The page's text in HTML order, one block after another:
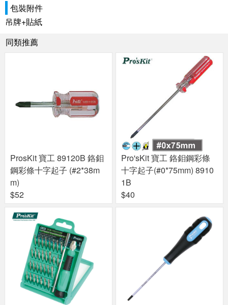
包裝附件
吊牌+貼紙
同類推薦
ProsKit 寶工 89120B 鉻鉬
鋼彩條十字起子 (#2*38m
m)
$52
Pro'sKit 寶工 鉻鉬鋼彩條
十字起子(#0*75mm) 8910
1B
$40